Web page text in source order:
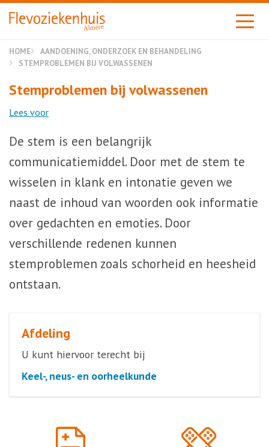
Almere
HOME
AANDOENING, ONDERZOEK EN BEHANDELING
STEMPROBLEMEN BIJ VOLWASSENEN
Stemproblemen bij volwassenen
Lees voor
De stem is een belangrijk
communicatiemiddel. Door met de stem te
wisselen in klank en intonatie geven we
naast de inhoud van woorden ook informatie
over gedachten en emoties. Door
verschillende redenen kunnen
stemproblemen zoals schorheid en heesheid
ontstaan.
Afdeling
U kunt hiervoor terecht bij
Keel-, neus- en oorheelkunde